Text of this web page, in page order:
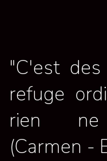
"C'est
refuge
rien ne
(Carmen -